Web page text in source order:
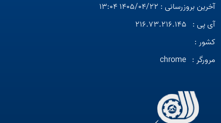
آخرین بروزرسانی : 1405/04/22 13:04
آی پی : 216.73.216.145
کشور :
مرورگر : chrome